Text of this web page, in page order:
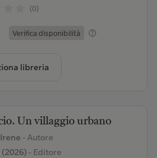
(0)
Verifica disponibilità
libreria
Un villaggio urbano
- Autore
- Editore